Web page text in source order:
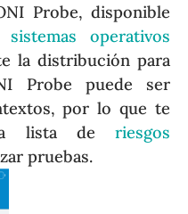
Probe, disponible
sistemas operativos
la distribución para
Probe puede ser
por lo que te
la lista de riesgos
pruebas.